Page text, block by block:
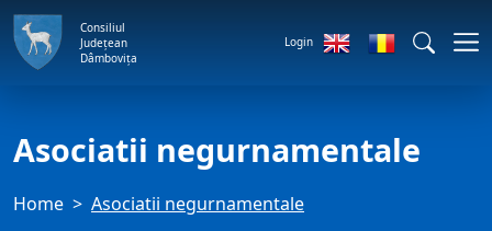
Consiliul
Județean
Dâmbovița
Login
Asociatii negurnamentale
Home Asociatii negurnamentale